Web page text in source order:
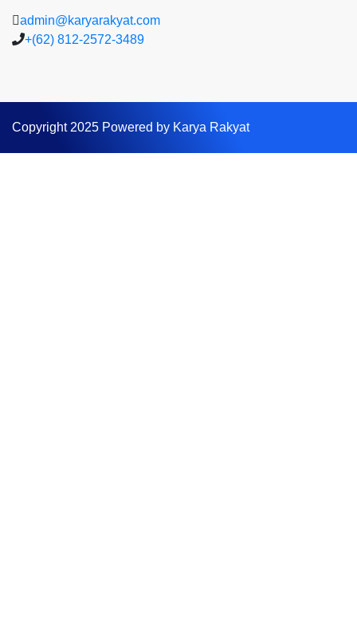
admin@karyarakyat.com
+(62) 812-2572-3489
Copyright 2025 Powered by Karya Rakyat